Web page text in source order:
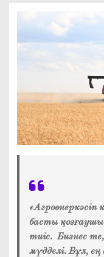
«Агроөнеркәсіп
басты қозғаушы
тиіс. Бизнес
мүдделі. Бұл,